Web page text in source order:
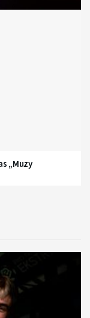
„Muzy